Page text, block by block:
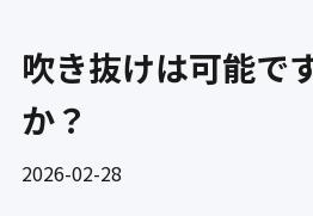
吹き抜けは可能で
か？
2026-02-28